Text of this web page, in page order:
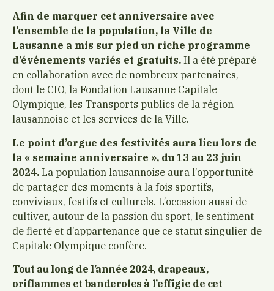
Afin de marquer cet anniversaire avec
l’ensemble de la population, la Ville de
Lausanne a mis sur pied un riche programme
d’événements variés et gratuits.Il a été préparé
en collaboration avec de nombreux partenaires,
dont le CIO, la Fondation Lausanne Capitale
Olympique, les Transports publics de la région
lausannoise et les services de la Ville.
Le point d’orgue des festivités aura lieu lors de
la « semaine anniversaire », du 13 au 23 juin
2024.La population lausannoise aura l’opportunité
de partager des moments à la fois sportifs,
conviviaux, festifs et culturels. L’occasion aussi de
cultiver, autour de la passion du sport, le sentiment
de fierté et d’appartenance que ce statut singulier de
Capitale Olympique confère.
Tout au long de l’année 2024, drapeaux,
oriflammes et banderoles à l’effigie de cet